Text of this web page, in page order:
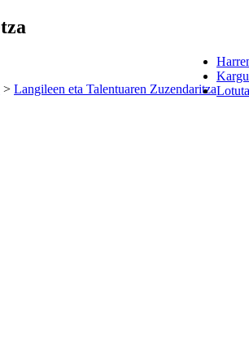
> Langileen eta Talentuaren Zuzendaritza